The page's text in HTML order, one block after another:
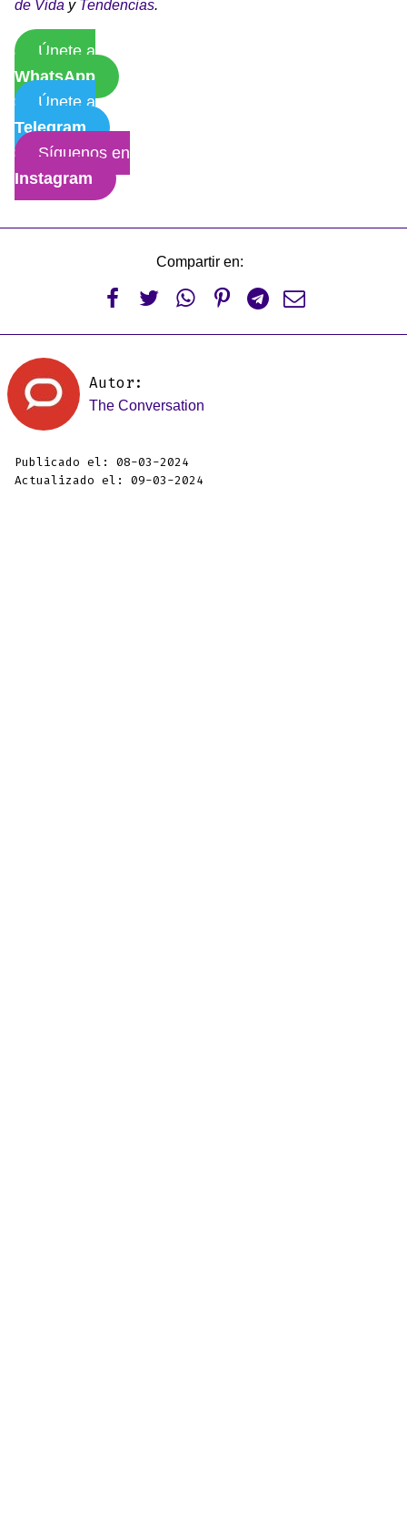
de Vida y Tendencias.
Únete a
WhatsApp
Únete a
Telegram
Síguenos en
Instagram
Compartir en:
     
Autor:
The Conversation
Publicado el: 08-03-2024
Actualizado el: 09-03-2024